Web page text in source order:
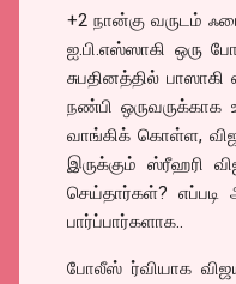
+2 நான்கு வருடம்
ஐ.பி.எஸ்ஸாகி ஒரு
சுபதினத்தில்
நண்பி ஒருவருக்காக
வாங்கிக் கொள்ள,
இருக்கும் ஸ்ரீஹரி
செய்தார்கள்? எப்படி
பார்ப்பார்களாக..
போலீஸ் ர்வியாக